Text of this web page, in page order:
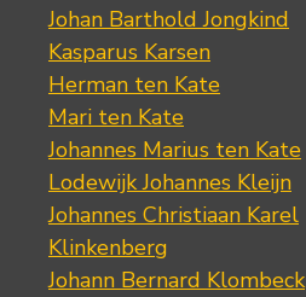
Johan Barthold Jongkind
Kasparus Karsen
Herman ten Kate
Mari ten Kate
Johannes Marius ten Kate
Lodewijk Johannes Kleijn
Johannes Christiaan Karel
Klinkenberg
Johann Bernard Klombeck